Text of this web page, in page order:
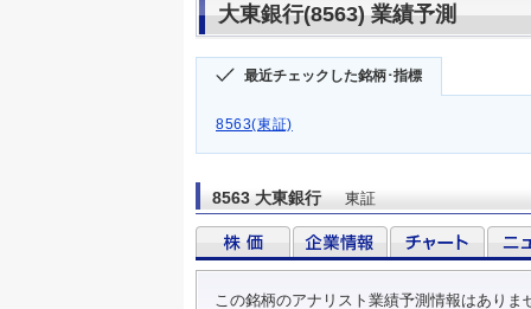
大東銀行(8563) 業績予測
最近チェックした銘柄･指標
8563(東証)
8563 大東銀行 東証